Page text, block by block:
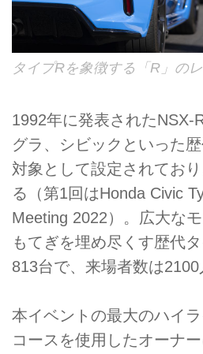
タイプRを象徴する「R」のレ
1992年に発表されたNSX-
グラ、シビックといった
対象として設定されてお
る（第1回はHonda Civic
Meeting 2022）。広大な
もてぎを埋め尽くす歴代
813台で、来場者数は2100
本イベントの最大のハイ
コースを使用したオーナ